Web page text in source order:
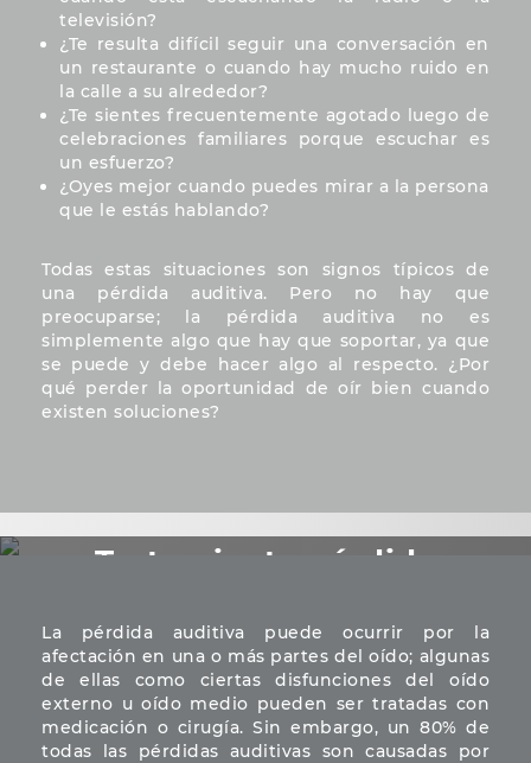
televisión?
¿Te resulta difícil seguir una conversación en
un restaurante o cuando hay mucho ruido en
la calle a su alrededor?
¿Te sientes frecuentemente agotado luego de
celebraciones familiares porque escuchar es
un esfuerzo?
¿Oyes mejor cuando puedes mirar a la persona
que le estás hablando?
Todas estas situaciones son signos típicos de
una pérdida auditiva. Pero no hay que
preocuparse; la pérdida auditiva no es
simplemente algo que hay que soportar, ya que
se puede y debe hacer algo al respecto. ¿Por
qué perder la oportunidad de oír bien cuando
existen soluciones?
Tratamiento pérdida
La pérdida auditiva puede ocurrir por la
afectación en una o más partes del oído; algunas
de ellas como ciertas disfunciones del oído
externo u oído medio pueden ser tratadas con
medicación o cirugía. Sin embargo, un 80% de
todas las pérdidas auditivas son causadas por